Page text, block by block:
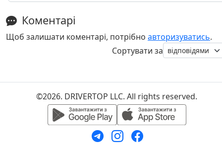
Коментарі
Щоб залишати коментарі, потрібно авторизуватись.
Сортувати за
©2026. DRIVERTOP LLC. All rights reserved.